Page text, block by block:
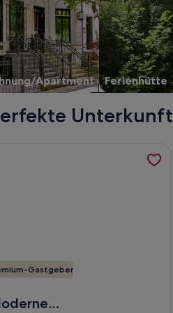
Apartment Ferienhütte
Unterkunft
Gastgeber